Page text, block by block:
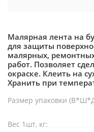
Малярная лента на
для защиты
малярных,
работ. Позволяет
окраске. Клеить на
Хранить при
Размер упаковки
Вес 1шт, кг: